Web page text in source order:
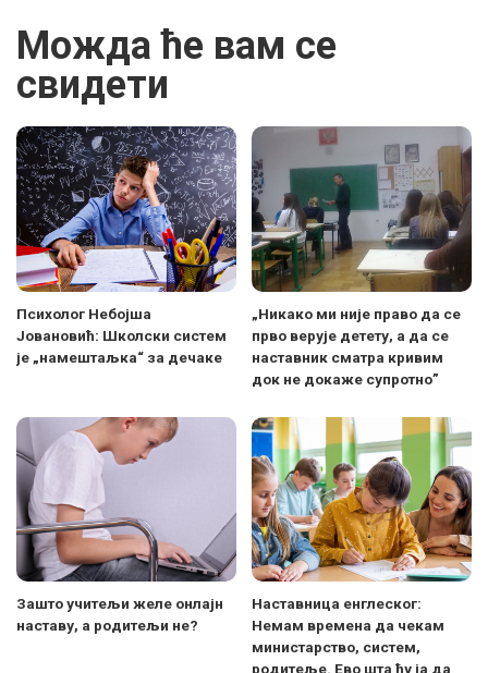
Можда ће вам се
свидети
Психолог Небојша
Јовановић: Школски систем
је „намештаљка“ за дечаке
„Никако ми није право да се
прво верује детету, а да се
наставник сматра кривим
док не докаже супротно”
Зашто учитељи желе онлајн
наставу, а родитељи не?
Наставница енглеског:
Немам времена да чекам
министарство, систем,
родитеље. Ево шта ћу ја да